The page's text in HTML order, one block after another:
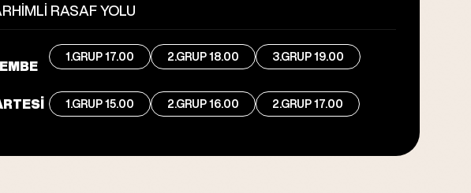
RASAF YOLU
1.GRUP 17.00 2.GRUP 18.00 3.GRUP 19.00
1.GRUP 15.00 2.GRUP 16.00 2.GRUP 17.00